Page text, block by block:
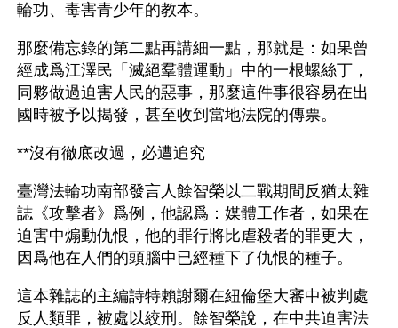
輪功、毒害青少年的教本。
那麼備忘錄的第二點再講細一點，那就是：如果曾
經成爲江澤民「滅絕羣體運動」中的一根螺絲丁，
同夥做過迫害人民的惡事，那麼這件事很容易在出
國時被予以揭發，甚至收到當地法院的傳票。
**沒有徹底改過，必遭追究
臺灣法輪功南部發言人餘智榮以二戰期間反猶太雜
誌《攻擊者》爲例，他認爲：媒體工作者，如果在
迫害中煽動仇恨，他的罪行將比虐殺者的罪更大，
因爲他在人們的頭腦中已經種下了仇恨的種子。
這本雜誌的主編詩特賴謝爾在紐倫堡大審中被判處
反人類罪，被處以絞刑。餘智榮說，在中共迫害法